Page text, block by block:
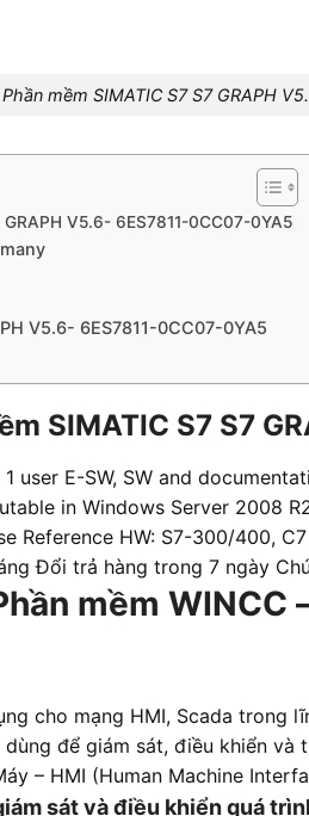
Phần mềm SIMATIC S7 S7 GRAPH
V5.6- 6ES7811-0CC07-0YA5
V5.6- 6ES7811-0CC07-0YA5
SIMATIC S7 S7
user E-SW, SW and
in Windows Server 2008
Reference HW: S7-300/400,
Đổi trả hàng trong 7 ngày
mềm WINCC
cho mạng HMI, Scada trong
dùng để giám sát, điều khiển
– HMI (Human Machine
sát và điều khiển quá